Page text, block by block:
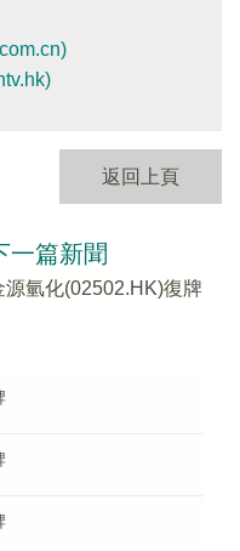
返回上頁
一篇新聞
源氫化(02502.HK)復牌